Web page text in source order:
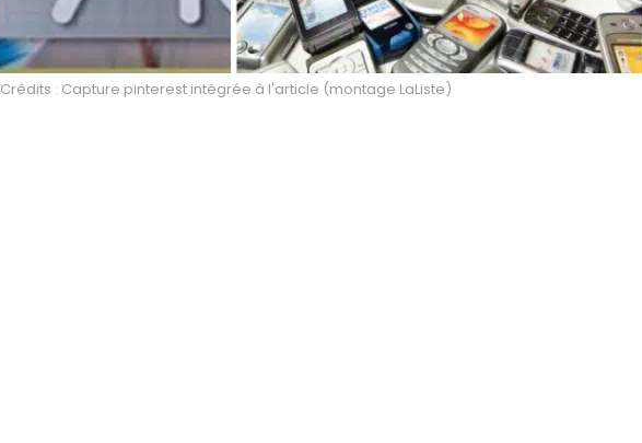
Crédits : Capture pinterest intégrée à l'article (montage LaListe)